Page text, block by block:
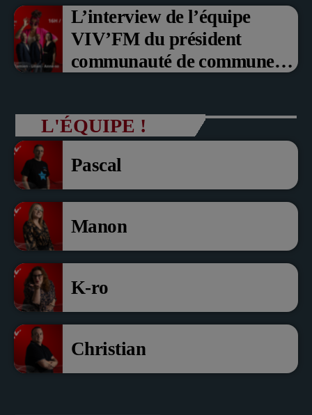
L’interview de l’équipe
VIV’FM du président
communauté de communes
président com de com
L'ÉQUIPE !
Pascal
Manon
K-ro
Christian